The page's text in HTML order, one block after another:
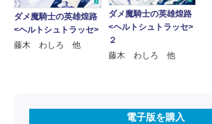
ダメ魔騎士の英雄煌路
<ヘルトシュトラッセ>
藤木 わしろ 他
ダメ魔騎士の英雄煌路
<ヘルトシュトラッセ>
２
藤木 わしろ 他
電子版を購入